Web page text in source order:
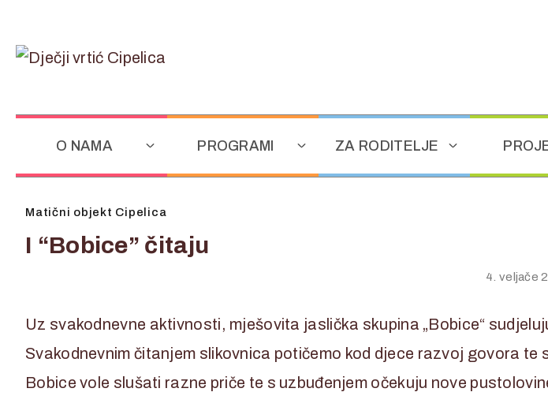
O NAMA PROGRAMI ZA RODITELJE
Matični objekt Cipelica
I “Bobice” čitaju
4. veljače
Uz svakodnevne aktivnosti, mješovita jaslička skupina „Bobice“
Svakodnevnim čitanjem slikovnica potičemo kod djece razvoj govora
Bobice vole slušati razne priče te s uzbuđenjem očekuju nove